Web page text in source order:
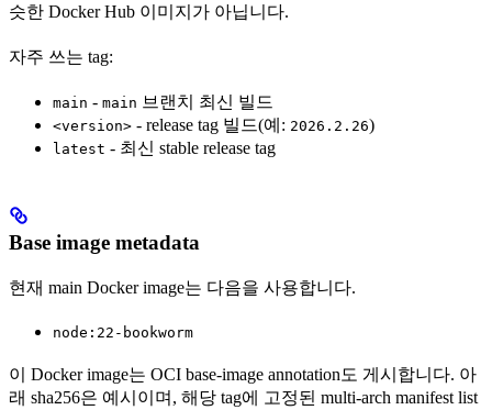
슷한 Docker Hub 이미지가 아닙니다.
자주 쓰는 tag:
main - main 브랜치 최신 빌드
<version> - release tag 빌드(예: 2026.2.26)
latest - 최신 stable release tag
Base image metadata
현재 main Docker image는 다음을 사용합니다.
node:22-bookworm
이 Docker image는 OCI base-image annotation도 게시합니다. 아
래 sha256은 예시이며, 해당 tag에 고정된 multi-arch manifest list